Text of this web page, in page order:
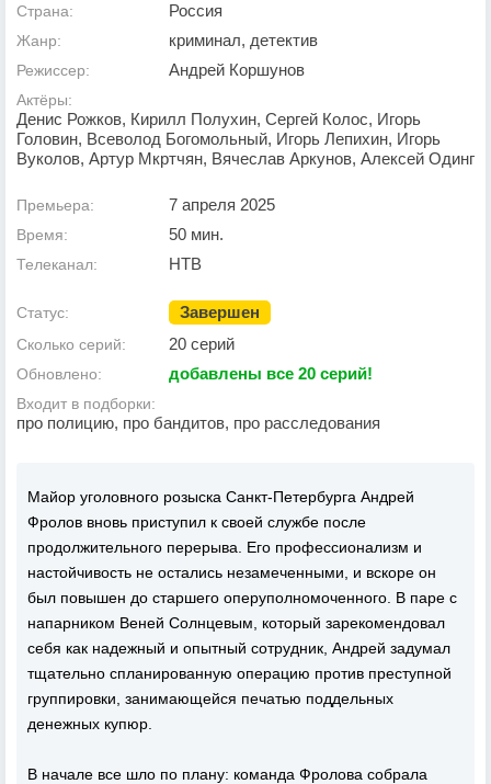
Страна: Россия
Жанр: криминал, детектив
Режиссер: Андрей Коршунов
Актёры:
Денис Рожков, Кирилл Полухин, Сергей Колос, Игорь
Головин, Всеволод Богомольный, Игорь Лепихин, Игорь
Вуколов, Артур Мкртчян, Вячеслав Аркунов, Алексей Одинг
Премьера: 7 апреля 2025
Время: 50 мин.
Телеканал: НТВ
Статус: Завершен
Сколько серий: 20 серий
Обновлено: добавлены все 20 серий!
Входит в подборки:
про полицию, про бандитов, про расследования
Майор уголовного розыска Санкт-Петербурга Андрей
Фролов вновь приступил к своей службе после
продолжительного перерыва. Его профессионализм и
настойчивость не остались незамеченными, и вскоре он
был повышен до старшего оперуполномоченного. В паре с
напарником Веней Солнцевым, который зарекомендовал
себя как надежный и опытный сотрудник, Андрей задумал
тщательно спланированную операцию против преступной
группировки, занимающейся печатью поддельных
денежных купюр.
В начале все шло по плану: команда Фролова собрала